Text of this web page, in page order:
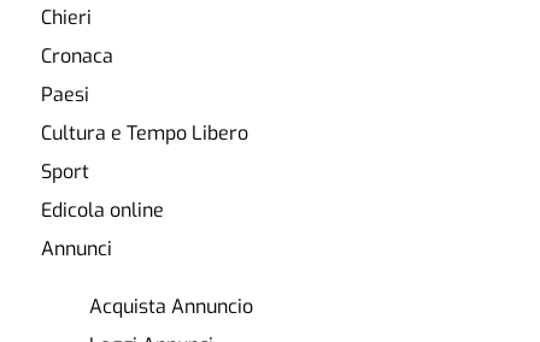
Chieri
Cronaca
Paesi
Cultura e Tempo Libero
Sport
Edicola online
Annunci
Acquista Annuncio